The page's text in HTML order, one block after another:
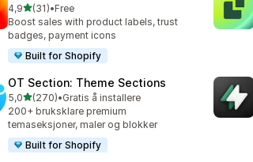
4,9av 5 stjerner
(31)
Totalt 31 omtaler
•Free
Boost sales with product labels, trust
badges, payment icons
Built for Shopify
OT Section: Theme Sections
5,0av 5 stjerner
(270)
Totalt 270 omtaler
•Gratis å installere
200+ bruksklare premium
temaseksjoner, maler og blokker
Built for Shopify